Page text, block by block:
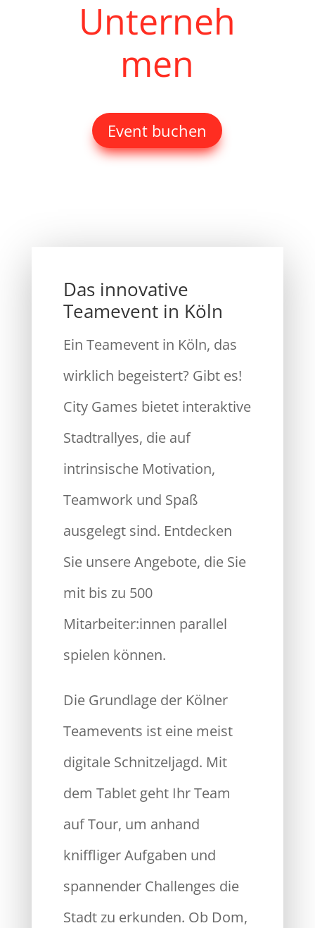
Unterneh
men
Event buchen
Das innovative
Teamevent in Köln
Ein Teamevent in Köln, das
wirklich begeistert? Gibt es!
City Games bietet interaktive
Stadtrallyes, die auf
intrinsische Motivation,
Teamwork und Spaß
ausgelegt sind. Entdecken
Sie unsere Angebote, die Sie
mit bis zu 500
Mitarbeiter:innen parallel
spielen können.
Die Grundlage der Kölner
Teamevents ist eine meist
digitale Schnitzeljagd. Mit
dem Tablet geht Ihr Team
auf Tour, um anhand
kniffliger Aufgaben und
spannender Challenges die
Stadt zu erkunden. Ob Dom,